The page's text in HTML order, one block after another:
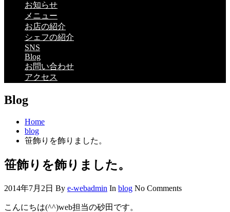
お知らせ
メニュー
お店の紹介
シェフの紹介
SNS
Blog
お問い合わせ
アクセス
Blog
Home
blog
笹飾りを飾りました。
笹飾りを飾りました。
2014年7月2日 By e-webadmin In blog No Comments
こんにちは(^^)web担当の砂田です。